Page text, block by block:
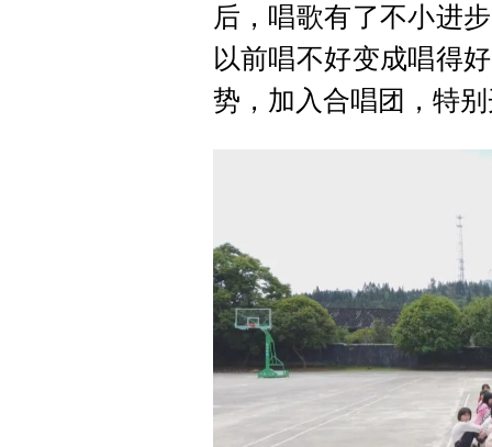
后，唱歌有了不小进
以前唱不好变成唱得
势，加入合唱团，特